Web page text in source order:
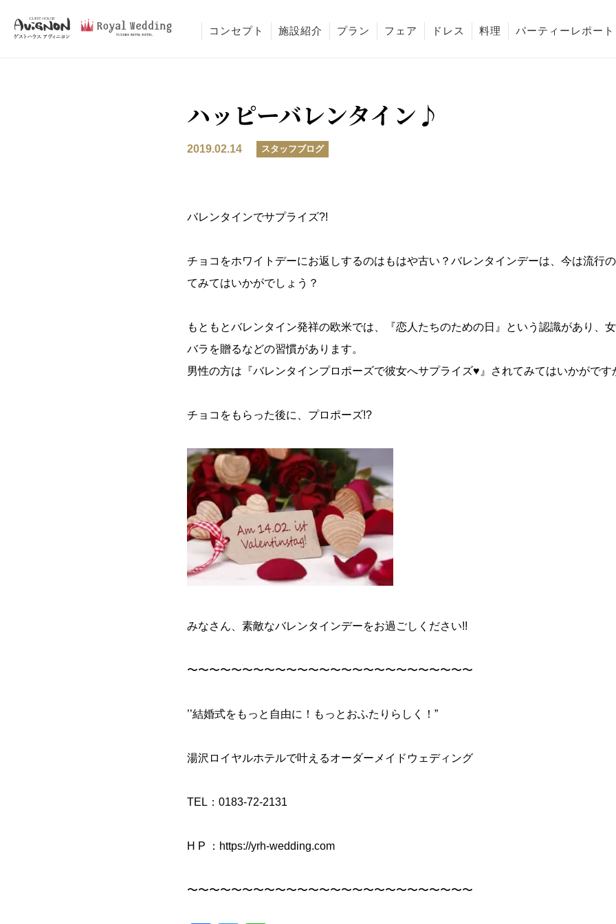
コンセプト 施設紹介 プラン フェア ドレス 料理 パーティーレポート
ハッピーバレンタイン♪
2019.02.14 スタッフブログ
バレンタインでサプライズ?!
チョコをホワイトデーにお返しするのはもはや古い？バレンタインデーは、今は流行
てみてはいかがでしょう？
もともとバレンタイン発祥の欧米では、『恋人たちのための日』という認識があり、
バラを贈るなどの習慣があります。
男性の方は『バレンタインプロポーズで彼女へサプライズ♥』されてみてはいかがです
チョコをもらった後に、プロポーズ!?
みなさん、素敵なバレンタインデーをお過ごしください!!
〜〜〜〜〜〜〜〜〜〜〜〜〜〜〜〜〜〜〜〜〜〜〜〜〜〜
’’結婚式をもっと自由に！もっとおふたりらしく！”
湯沢ロイヤルホテルで叶えるオーダーメイドウェディング
TEL：0183-72-2131
H P ：https://yrh-wedding.com
〜〜〜〜〜〜〜〜〜〜〜〜〜〜〜〜〜〜〜〜〜〜〜〜〜〜